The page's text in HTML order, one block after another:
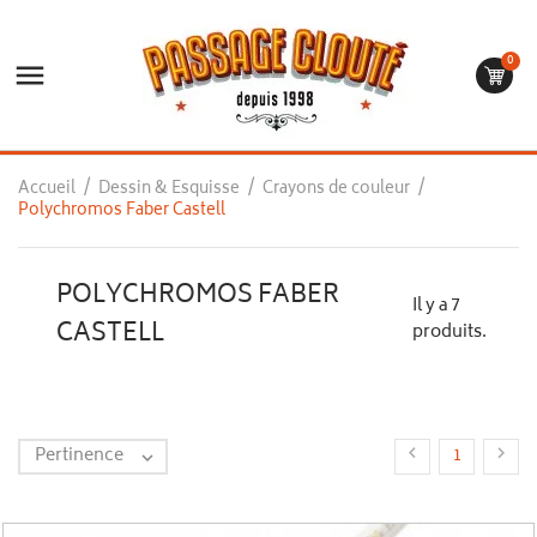
 0
Accueil Dessin & Esquisse Crayons de couleur
Polychromos Faber Castell
POLYCHROMOS FABER
CASTELL
Il y a 7
produits.
Pertinence   1 